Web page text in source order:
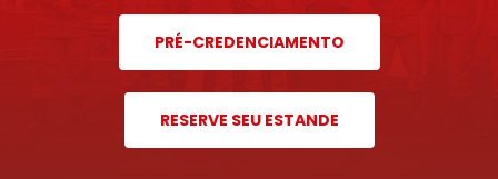
PRÉ-CREDENCIAMENTO
RESERVE SEU ESTANDE